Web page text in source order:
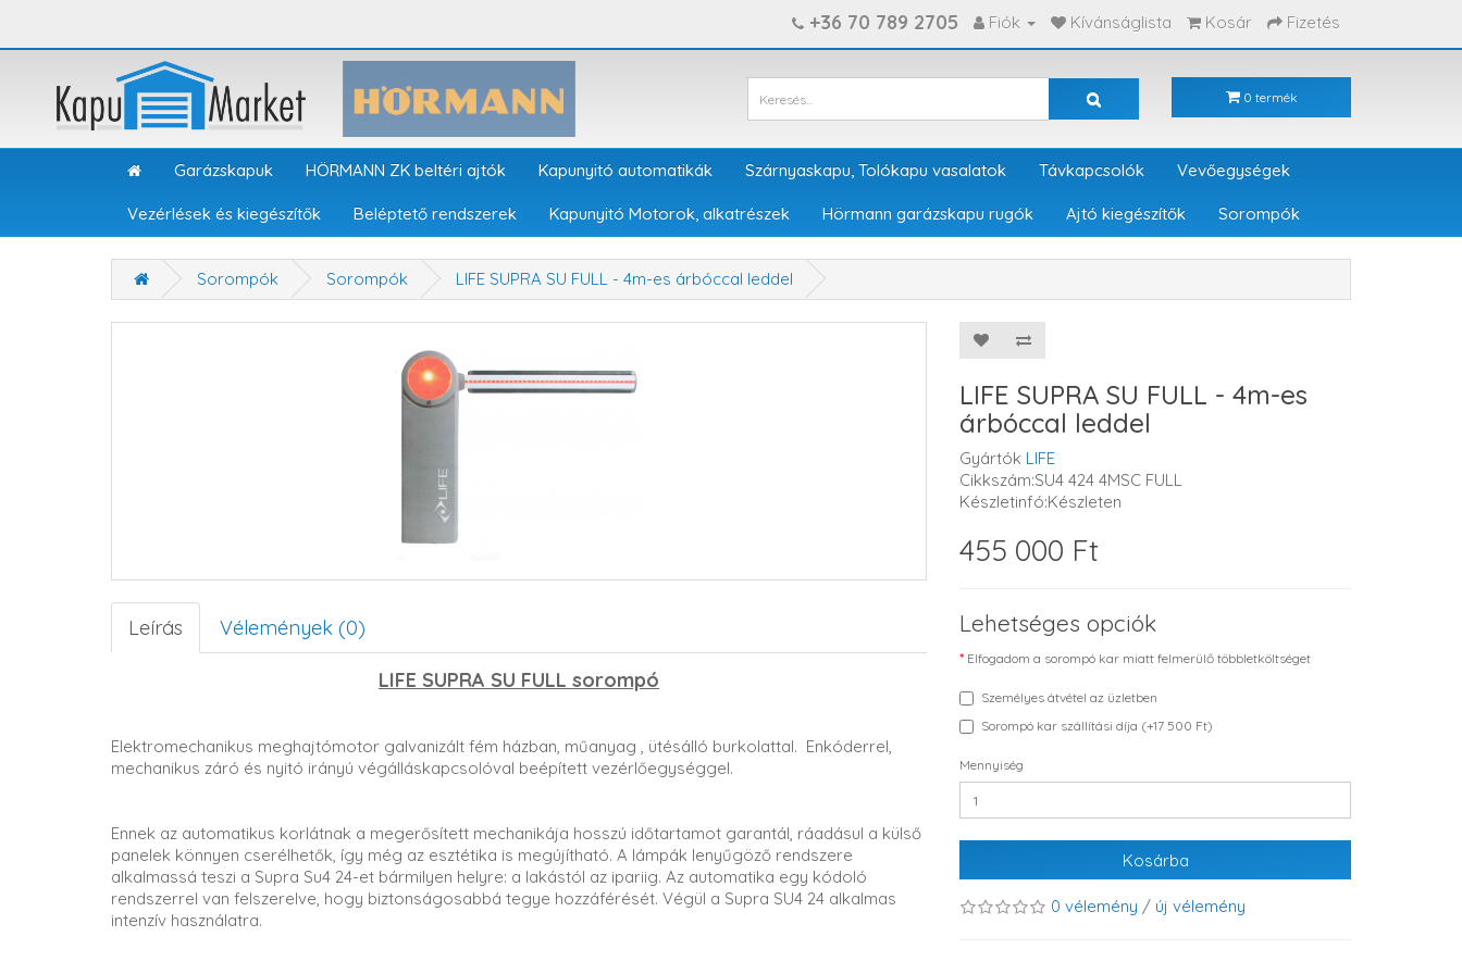
+36 70 789 2705 Fiók Kívánságlista Kosár Fizetés
0 termék
Garázskapuk HÖRMANN ZK beltéri ajtók Kapunyitó automatikák Szárnyaskapu, Tolókapu vasalatok Távkapcsolók Vevőegységek
Vezérlések és kiegészítők Beléptető rendszerek Kapunyitó Motorok, alkatrészek Hörmann garázskapu rugók Ajtó kiegészítők Sorompók
Sorompók Sorompók LIFE SUPRA SU FULL - 4m-es árbóccal leddel
Leírás Vélemények (0)
LIFE SUPRA SU FULL sorompó
Elektromechanikus meghajtómotor galvanizált fém házban, műanyag , ütésálló burkolattal. Enkóderrel,
mechanikus záró és nyitó irányú végálláskapcsolóval beépített vezérlőegységgel.
Ennek az automatikus korlátnak a megerősített mechanikája hosszú időtartamot garantál, ráadásul a külső
panelek könnyen cserélhetők, így még az esztétika is megújítható. A lámpák lenyűgöző rendszere
alkalmassá teszi a Supra Su4 24-et bármilyen helyre: a lakástól az ipariig. Az automatika egy kódoló
rendszerrel van felszerelve, hogy biztonságosabbá tegye hozzáférését. Végül a Supra SU4 24 alkalmas
intenzív használatra.
LIFE SUPRA SU FULL - 4m-es
árbóccal leddel
Gyártók LIFE
Cikkszám:SU4 424 4MSC FULL
Készletinfó:Készleten
455 000 Ft
Lehetséges opciók
Elfogadom a sorompó kar miatt felmerülő többletköltséget
Személyes átvétel az üzletben
Sorompó kar szállítási díja (+17 500 Ft)
Mennyiség
Kosárba
0 vélemény / új vélemény